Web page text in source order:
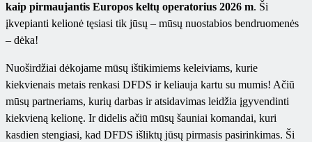
kaip pirmaujantis Europos keltų operatorius 2026 m. Ši
įkvepianti kelionė tęsiasi tik jūsų – mūsų nuostabios bendruomenės
– dėka!
Nuoširdžiai dėkojame mūsų ištikimiems keleiviams, kurie
kiekvienais metais renkasi DFDS ir keliauja kartu su mumis! Ačiū
mūsų partneriams, kurių darbas ir atsidavimas leidžia įgyvendinti
kiekvieną kelionę. Ir didelis ačiū mūsų šauniai komandai, kuri
kasdien stengiasi, kad DFDS išliktų jūsų pirmasis pasirinkimas. Ši